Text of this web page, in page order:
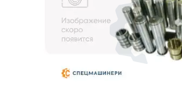
3D тур по складам
sksale@skdst.ru